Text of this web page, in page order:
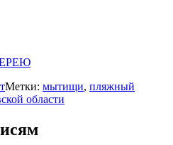
Метки: мытищи, пляжный
области